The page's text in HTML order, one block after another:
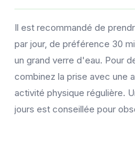
Il est recommandé de
par jour, de préférence 30
un grand verre d'eau. Pour
combinez la prise avec une
activité physique régulière.
jours est conseillée pour